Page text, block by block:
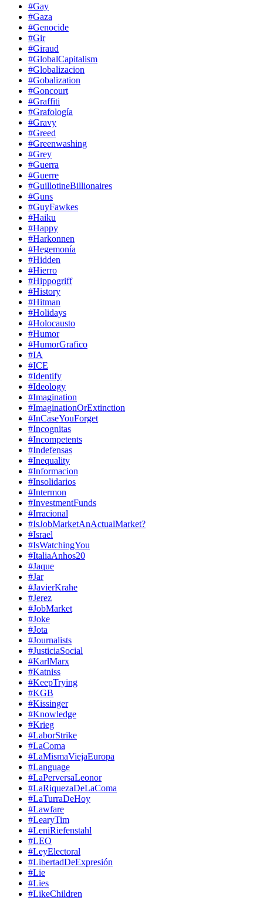
#Gay
#Gaza
#Genocide
#Gir
#Giraud
#GlobalCapitalism
#Globalizacion
#Gobalization
#Goncourt
#Graffiti
#Grafología
#Gravy
#Greed
#Greenwashing
#Grey
#Guerra
#Guerre
#GuillotineBillionaires
#Guns
#GuyFawkes
#Haiku
#Happy
#Harkonnen
#Hegemonía
#Hidden
#Hierro
#Hippogriff
#History
#Hitman
#Holidays
#Holocausto
#Humor
#HumorGrafico
#IA
#ICE
#Identify
#Ideology
#Imagination
#ImaginationOrExtinction
#InCaseYouForget
#Incognitas
#Incompetents
#Indefensas
#Inequality
#Informacion
#Insolidarios
#Intermon
#InvestmentFunds
#Irracional
#IsJobMarketAnActualMarket?
#Israel
#IsWatchingYou
#ItaliaAnhos20
#Jaque
#Jar
#JavierKrahe
#Jerez
#JobMarket
#Joke
#Jota
#Journalists
#JusticiaSocial
#KarlMarx
#Katniss
#KeepTrying
#KGB
#Kissinger
#Knowledge
#Krieg
#LaborStrike
#LaComa
#LaMismaViejaEuropa
#Language
#LaPerversaLeonor
#LaRiquezaDeLaComa
#LaTurraDeHoy
#Lawfare
#LearyTim
#LeniRiefenstahl
#LEO
#LeyElectoral
#LibertadDeExpresión
#Lie
#Lies
#LikeChildren